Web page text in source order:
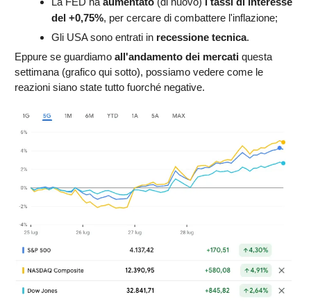
del +0,75%, per cercare di combattere l'inflazione;
Gli USA sono entrati in recessione tecnica.
Eppure se guardiamo all'andamento dei mercati questa
settimana (grafico qui sotto), possiamo vedere come le
reazioni siano state tutto fuorché negative.